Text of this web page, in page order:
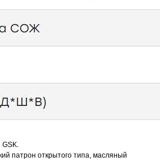
GSK.
патрон открытого типа, масляный